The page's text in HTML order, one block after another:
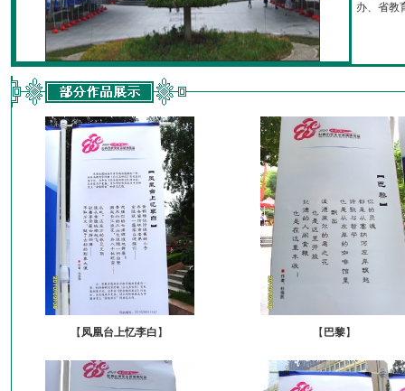
办、省教
【 凤凰台上忆李白 】 【 巴黎】